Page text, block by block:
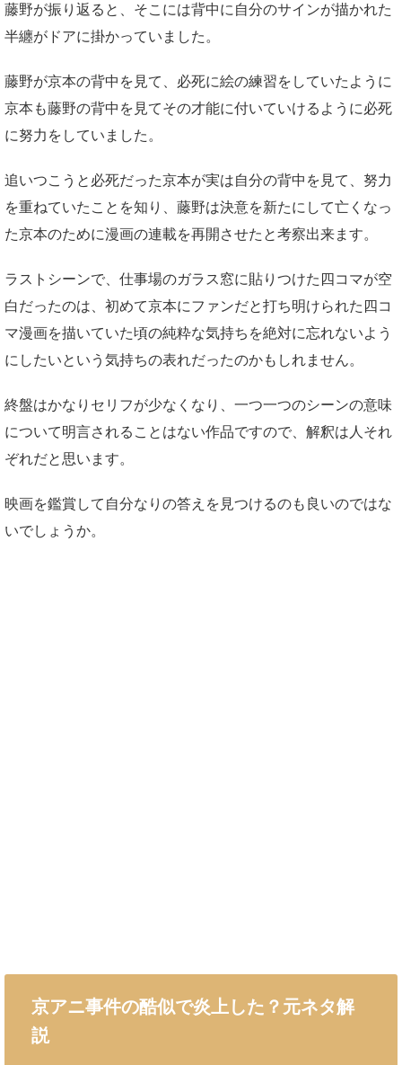
藤野が振り返ると、そこには背中に自分のサインが描かれた
半纏がドアに掛かっていました。
藤野が京本の背中を見て、必死に絵の練習をしていたように
京本も藤野の背中を見てその才能に付いていけるように必死
に努力をしていました。
追いつこうと必死だった京本が実は自分の背中を見て、努力
を重ねていたことを知り、藤野は決意を新たにして亡くなっ
た京本のために漫画の連載を再開させたと考察出来ます。
ラストシーンで、仕事場のガラス窓に貼りつけた四コマが空
白だったのは、初めて京本にファンだと打ち明けられた四コ
マ漫画を描いていた頃の純粋な気持ちを絶対に忘れないよう
にしたいという気持ちの表れだったのかもしれません。
終盤はかなりセリフが少なくなり、一つ一つのシーンの意味
について明言されることはない作品ですので、解釈は人それ
ぞれだと思います。
映画を鑑賞して自分なりの答えを見つけるのも良いのではな
いでしょうか。
京アニ事件の酷似で炎上した？元ネタ解
説